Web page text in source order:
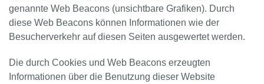
genannte Web Beacons (unsichtbare Grafiken). Durch
diese Web Beacons können Informationen wie der
Besucherverkehr auf diesen Seiten ausgewertet werden.
Die durch Cookies und Web Beacons erzeugten
Informationen über die Benutzung dieser Website